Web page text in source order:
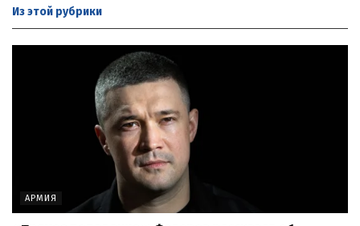
Из этой рубрики
АРМИЯ